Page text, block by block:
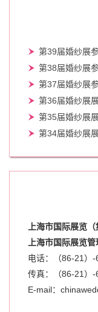
第39届婚纱展
第38届婚纱展
第37届婚纱展
第36届婚纱展
第35届婚纱展
第34届婚纱展
上海市国际展览
上海市国际展览
电话：（86-21）
传真：（86-21）-
E-mail：